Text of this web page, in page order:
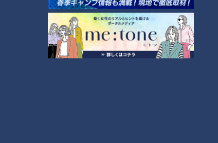
ハウスではトマトを収穫していました。おいしいトマトの見分
け方を生徒に尋ねると、「真っ赤なやつが、たぶんめっちゃお
いしい」とかなりアバウトな返答が。さらには「糖度を測るや
つがある」と言い、村上に「測る前に分かりたい」と突っ込ま